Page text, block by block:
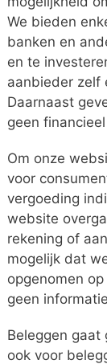
We bieden
banken en
en te
aanbieder zelf
Daarnaast
geen
Om onze
voor
vergoeding
website
rekening of
mogelijk dat
opgenomen
geen
Beleggen gaat
ook voor